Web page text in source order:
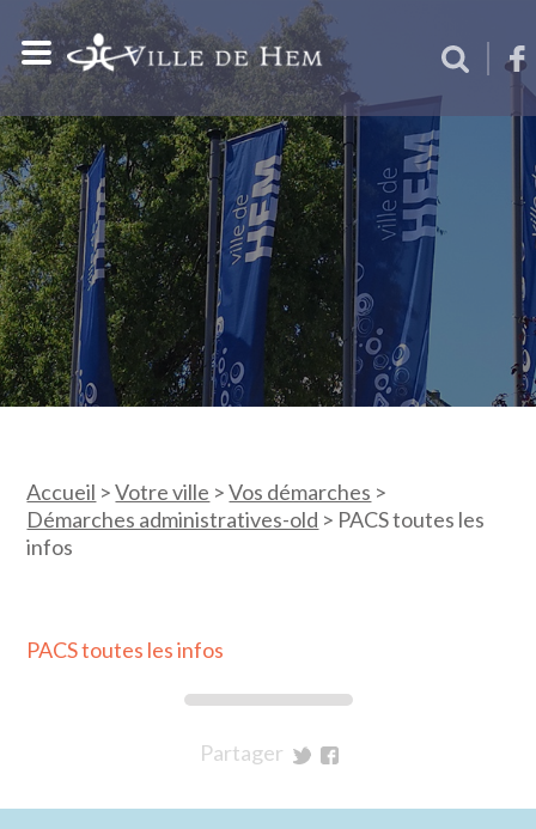
Accueil >Votre ville >Vos démarches >
Démarches administratives-old > PACS toutes les
infos
PACS toutes les infos
Partager
Twitter
Facebook